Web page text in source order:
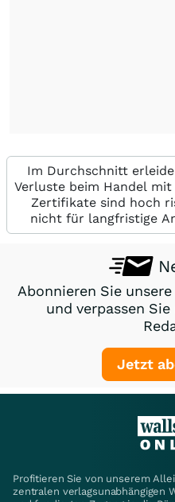
Im Durchschnitt
Verluste beim Handel
Zertifikate sind hoch
nicht für langfristige
Abonnieren Sie
und verpassen
Jetzt
Profitieren Sie von unserem
zentralen verlagsunabhängigen